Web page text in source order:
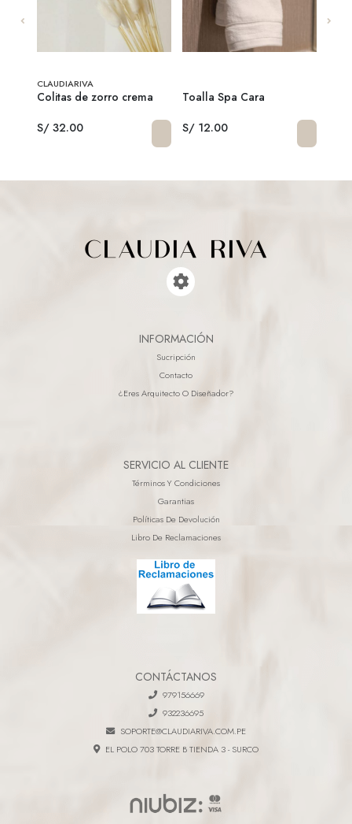
CLAUDIARIVA
Colitas de zorro crema
S/ 32.00
Toalla Spa Cara
S/ 12.00
INFORMACIÓN
Sucripción
Contacto
¿eres Arquitecto O Diseñador?
SERVICIO AL CLIENTE
Términos Y Condiciones
Garantias
Políticas De Devolución
Libro De Reclamaciones
CONTÁCTANOS
979156669
932236695
SOPORTE@CLAUDIARIVA.COM.PE
EL POLO 703 TORRE B TIENDA 3 - SURCO